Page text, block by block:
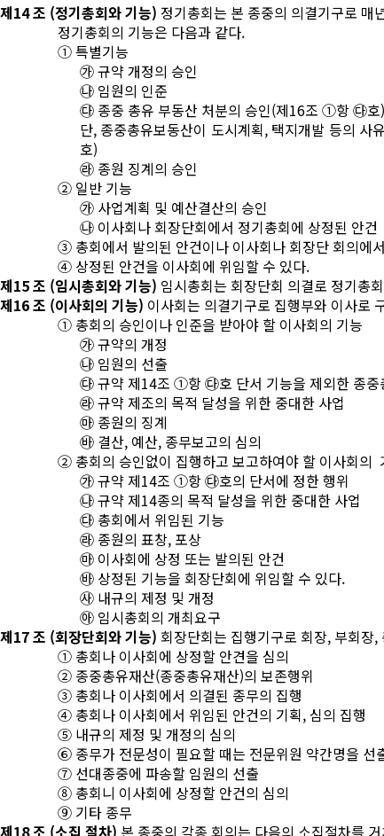
제14 조 (정기총회와 기능) 정기총회는 본 종중의 의결기구로
정기총회의 기능은 다음과 같다.
① 특별기능
㉮ 규약 개정의 승인
㉯ 임원의 인준
㉰ 종중 총유 부동산 처분의 승인(제16조 ①항 ㉰호)
단, 종중총유보동산이 도시계획, 택지개발 등의
호)
㉱ 종원 징계의 승인
② 일반 기능
㉮ 사업계획 및 예산결산의 승인
㉯ 이사회나 회장단회에서 정기총회에 상정된 안건
③ 총회에서 발의된 안건이나 이사회나 회장단 회의에
④ 상정된 안건을 이사회에 위임할 수 있다.
제15 조 (임시총회와 기능) 임시총회는 회장단회 의결로 정기총
제16 조 (이사회의 기능) 이사회는 의결기구로 집행부와 이사로
① 총회의 승인이나 인준을 받아야 할 이사회의 기능
㉮ 규약의 개정
㉯ 임원의 선출
㉰ 규약 제14조 ①항 ㉰호 단서 기능을 제외한 종중
㉱ 규약 제조의 목적 달성을 위한 중대한 사업
㉲ 종원의 징계
㉳ 결산, 예산, 종무보고의 심의
② 총회의 승인없이 집행하고 보고하여야 할 이사회의
㉮ 규약 제14조 ①항 ㉰호의 단서에 정한 행위
㉯ 규약 제14종의 목적 달성을 위한 중대한 사업
㉰ 총회에서 위임된 기능
㉱ 종원의 표창, 포상
㉲ 이사회에 상정 또는 발의된 안건
㉳ 상정된 기능을 회장단회에 위임할 수 있다.
㉴ 내규의 제정 및 개정
㉵ 임시총회의 개최요구
제17 조 (회장단회와 기능) 회장단회는 집행기구로 회장, 부회장
① 총회나 이사회에 상정할 안견을 심의
② 종중총유재산(종중총유재산)의 보존행위
③ 총회나 이사회에서 의결된 종무의 집행
④ 총회나 이사회에서 위임된 안건의 기획, 심의 집행
⑤ 내규의 제정 및 개정의 심의
⑥ 종무가 전문성이 필요할 때는 전문위원 약간명을 선
⑦ 선대종중에 파송할 임원의 선출
⑧ 총회니 이사회에 상정할 안건의 심의
⑨ 기타 종무
제18 조 (소집 절차) 본 종중의 각종 회의는 다음의 소집절차를